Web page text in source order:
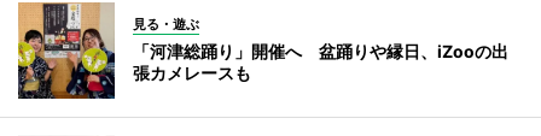
見る・遊ぶ
「河津総踊り」開催へ 盆踊りや縁日、iZooの出
張カメレースも